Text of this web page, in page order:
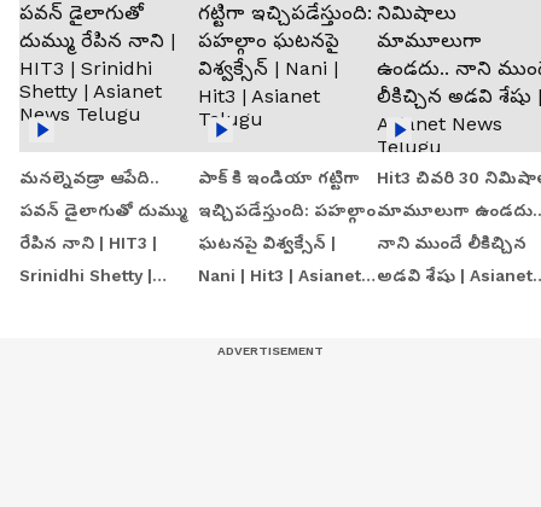
మనల్నెవడ్రా ఆపేది..
పవన్ డైలాగుతో దుమ్ము
రేపిన నాని | HIT3 |
Srinidhi Shetty |
పాక్ కి ఇండియా గట్టిగా
ఇచ్చిపడేస్తుంది: పహల్గాం
ఘటనపై విశ్వక్సేన్ |
Nani | Hit3 | Asianet
Hit3 చివరి 30
మామూలుగా ఉండదు..
నాని ముందే లీకిచ్చిన
అడవి శేషు | Asianet